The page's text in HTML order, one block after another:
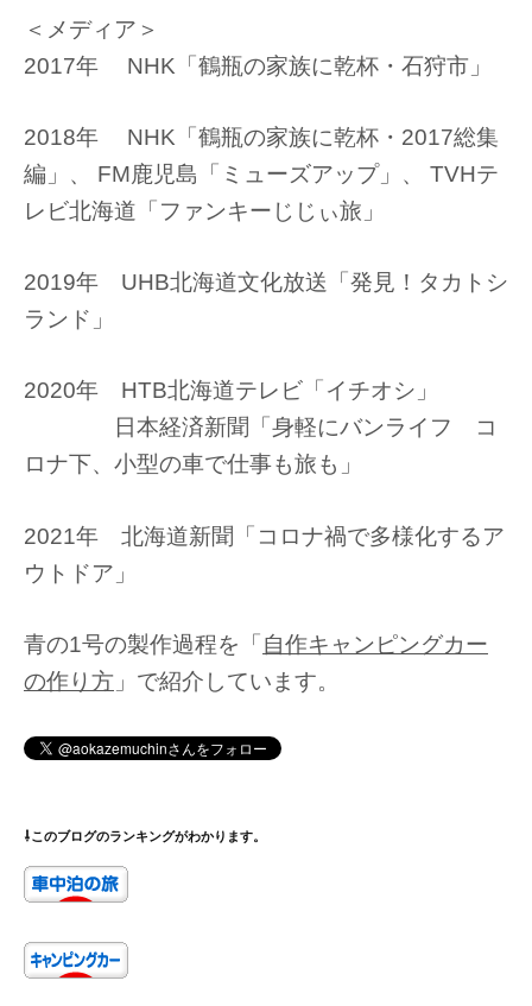
＜メディア＞
2017年 NHK「鶴瓶の家族に乾杯・石狩市」
2018年 NHK「鶴瓶の家族に乾杯・2017総集
編」、 FM鹿児島「ミューズアップ」、 TVHテ
レビ北海道「ファンキーじじぃ旅」
2019年 UHB北海道文化放送「発見！タカトシ
ランド」
2020年 HTB北海道テレビ「イチオシ」
日本経済新聞「身軽にバンライフ コ
ロナ下、小型の車で仕事も旅も」
2021年 北海道新聞「コロナ禍で多様化するア
ウトドア」
青の1号の製作過程を「自作キャンピングカー
の作り方 」で紹介しています。
⇩このブログのランキングがわかります。